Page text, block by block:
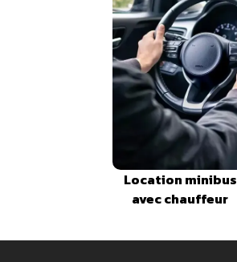
Location minibus
avec chauffeur